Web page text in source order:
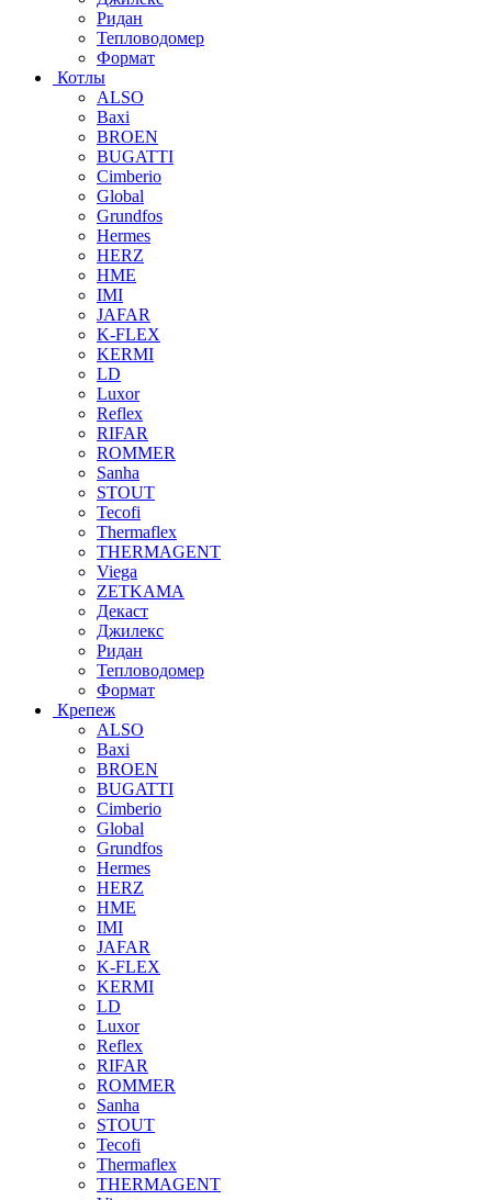
Ридан
Тепловодомер
Формат
Котлы
ALSO
Baxi
BROEN
BUGATTI
Cimberio
Global
Grundfos
Hermes
HERZ
HME
IMI
JAFAR
K-FLEX
KERMI
LD
Luxor
Reflex
RIFAR
ROMMER
Sanha
STOUT
Tecofi
Thermaflex
THERMAGENT
Viega
ZETKAMA
Декаст
Джилекс
Ридан
Тепловодомер
Формат
Крепеж
ALSO
Baxi
BROEN
BUGATTI
Cimberio
Global
Grundfos
Hermes
HERZ
HME
IMI
JAFAR
K-FLEX
KERMI
LD
Luxor
Reflex
RIFAR
ROMMER
Sanha
STOUT
Tecofi
Thermaflex
THERMAGENT